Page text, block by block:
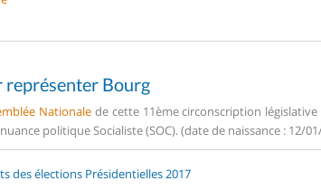
représenter Bourg
Nationale de cette 11ème circonscription
politique Socialiste (SOC). (date de naissance : 12/
des élections Présidentielles 2017